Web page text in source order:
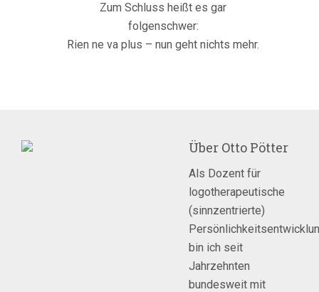
Zum Schluss heißt es gar
folgenschwer:
Rien ne va plus – nun geht nichts mehr.
Über Otto Pötter
Als Dozent für
logotherapeutische
(sinnzentrierte)
bin ich seit
Jahrzehnten
bundesweit mit